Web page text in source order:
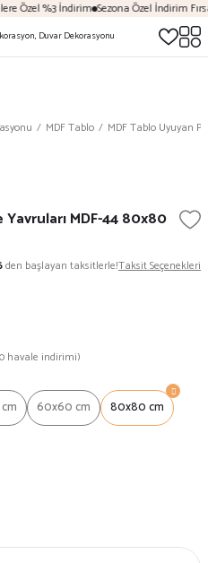
Özel %3 İndirim Sezona Özel İndirim
MDF Tablo MDF Tablo Uyuyan
MDF-44 80x80
den başlayan taksitlerle!Taksit Seçenekleri
havale indirimi)
60x60 cm
80x80 cm